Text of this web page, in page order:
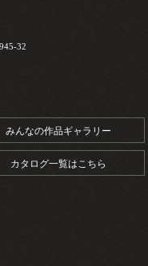
32
みんなの作品ギャラリー
カタログ一覧はこちら